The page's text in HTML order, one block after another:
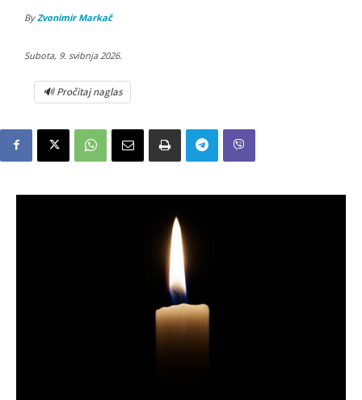
By Zvonimir Markač
Subota, 9. svibnja 2026.
🔊 Pročitaj naglas